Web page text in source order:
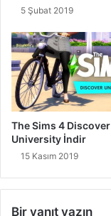
5 Şubat 2019
The Sims 4 Discover
University İndir
15 Kasım 2019
Bir yanıt yazın